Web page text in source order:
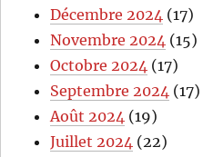
Décembre 2024 (17)
Novembre 2024 (15)
Octobre 2024 (17)
Septembre 2024 (17)
Août 2024 (19)
Juillet 2024 (22)